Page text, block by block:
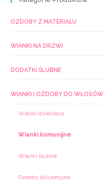
OZDOBY Z MATERIAŁU
WIANKI NA DRZWI
DODATKI ŚLUBNE
WIANKI I OZDOBY DO WŁOSÓW
Wianki dziecięce
Wianki komunijne
Wianki ślubne
Ozdoby biżuteryjne